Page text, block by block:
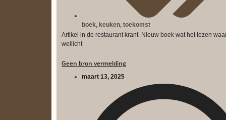
boek, keuken, toekomst
Artikel in de restaurant krant. Nieuw boek wat het lezen
wellicht
Geen bron vermelding
maart 13, 2025